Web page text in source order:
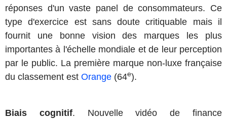
réponses d'un vaste panel de consommateurs. Ce
type d'exercice est sans doute critiquable mais il
fournit une bonne vision des marques les plus
importantes à l'échelle mondiale et de leur perception
par le public. La première marque non-luxe française
du classement est Orange (64e).
Biais cognitif. Nouvelle vidéo de finance